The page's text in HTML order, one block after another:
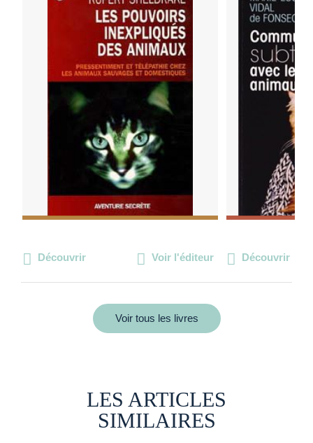
Découvrir Voir l'éditeur Découvrir
Voir tous les livres
LES ARTICLES
SIMILAIRES